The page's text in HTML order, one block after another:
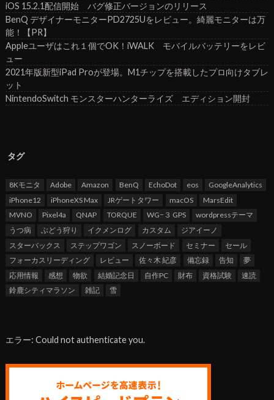
iOS 15.2.1配信開始 バグ修正バージョンのリリース
BenQ デザイナーモニターPD2725Uをレビュー。綺麗モニターは万
能！【PR】
Appleユーザはこれ１個でOK！iWALK モバイルバッテリーをレビ
ュー
2021年版新型iPad Proが登場。M1チップを搭載したプロ向けタブレ
ット
NintendoSwitch モンスターハンターライズ エディション開封
タグ
8Kモニタ Adobe Amazon BenQ EchoDot eos
GoogleAnalytics
iPhone12
iPhoneXS Max JRゲートタワー macOS
MarsEdit
MVNO
Pixel4a QNAP TORQUE WG−３ GPS
wordpressテーマ
うつ病
ぶどう狩り イクメンログ カスタム
ジアイーノ
スターバックス
ステップワゴン スノーボード セミナー
セール
フォーカスリーディング
レビュー 佐々木 紀彦 備忘録 告知
夢
応用情報
感想 物欲 結婚記念日 自作PC 財布 資格試験
速読
鈴鹿シティマラソン
雑記 雪
エラー: Could not authenticate you.